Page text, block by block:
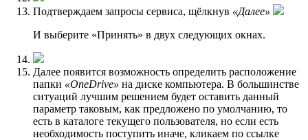
Подтверждаем запросы сервиса, щёлкнув «Далее»
И выберите «Принять» в двух следующих окнах.
Далее появится возможность определить расположение
папки «OneDrive» на диске компьютера. В большинстве
ситуаций лучшим решением будет оставить данный
параметр таковым, как предложено по умолчанию, то
есть в каталоге текущего пользователя, но если есть
необходимость поступить иначе, кликаем по ссылке